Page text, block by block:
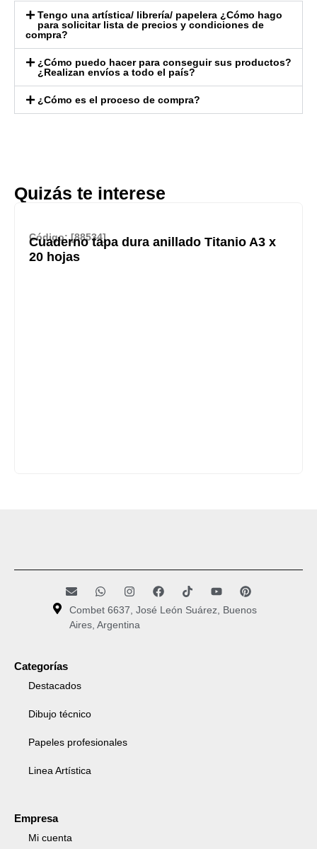
Tengo una artística/ librería/ papelera ¿Cómo hago
para solicitar lista de precios y condiciones de
compra?
¿Cómo puedo hacer para conseguir sus productos?
¿Realizan envíos a todo el país?
¿Cómo es el proceso de compra?
Quizás te interese
Código: [88534]
Cuaderno tapa dura anillado Titanio A3 x
20 hojas
Combet 6637, José León Suárez, Buenos
Aires, Argentina
Categorías
Destacados
Dibujo técnico
Papeles profesionales
Linea Artística
Empresa
Mi cuenta